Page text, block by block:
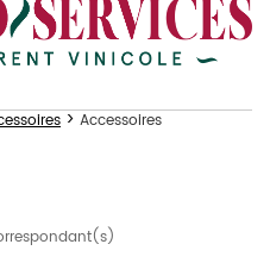
> Accessoires